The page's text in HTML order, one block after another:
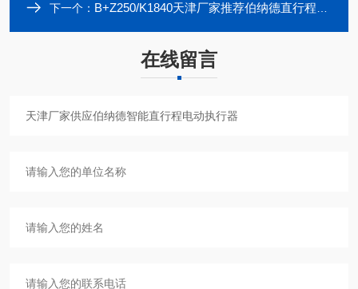
下一个： B+Z250/K1840天津厂家推荐伯纳德直行程电动风阀执行器
在线留言